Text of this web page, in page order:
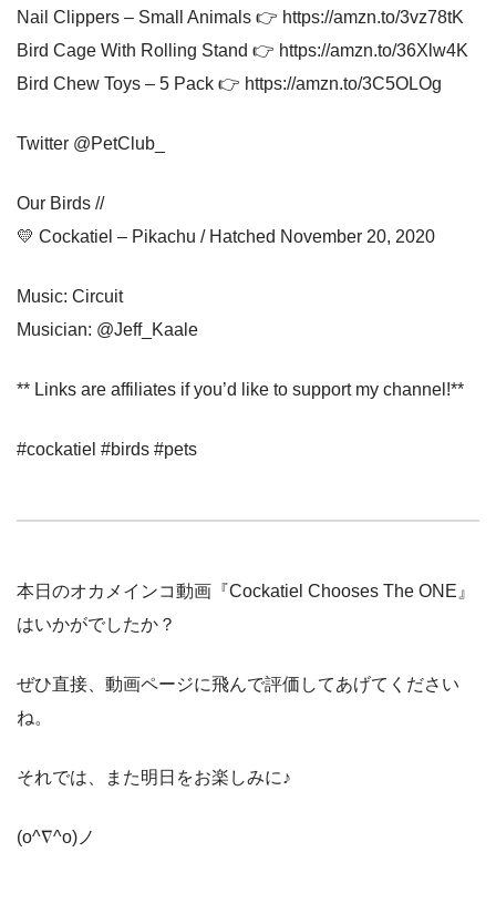
Nail Clippers – Small Animals 👉 https://amzn.to/3vz78tK
Bird Cage With Rolling Stand 👉 https://amzn.to/36Xlw4K
Bird Chew Toys – 5 Pack 👉 https://amzn.to/3C5OLOg
Twitter @PetClub_
Our Birds //
💛 Cockatiel – Pikachu / Hatched November 20, 2020
Music: Circuit
Musician: @Jeff_Kaale
** Links are affiliates if you’d like to support my channel!**
#cockatiel #birds #pets
本日のオカメインコ動画『Cockatiel Chooses The ONE』
はいかがでしたか？
ぜひ直接、動画ページに飛んで評価してあげてください
ね。
それでは、また明日をお楽しみに♪
(o^∇^o)ノ